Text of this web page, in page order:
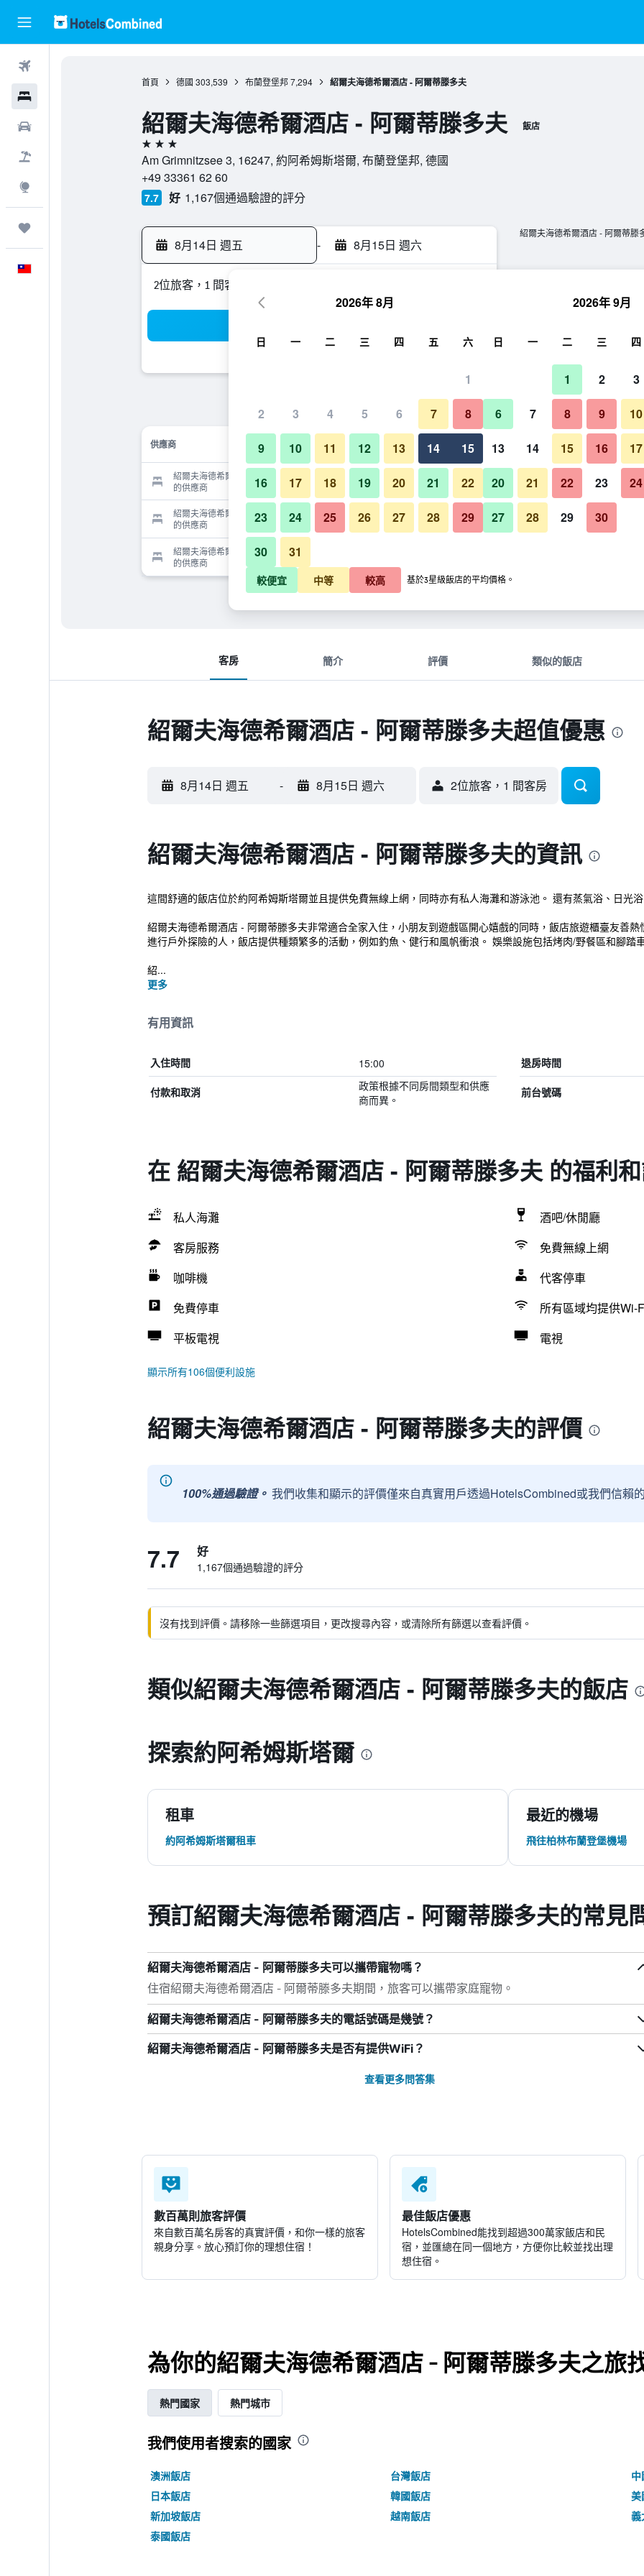
首頁 德國 303,539 布蘭登堡邦 7,294 紹爾夫海德希爾酒店 - 阿爾蒂滕多夫
紹爾夫海德希爾酒店 - 阿爾蒂滕多夫 飯店
3星級
Am Grimnitzsee 3, 16247, 約阿希姆斯塔爾, 布蘭登堡邦, 德國
+49 33361 62 60
7.7 好 1,167個通過驗證的評分
8月14日 週五 - 8月15日 週六
2位旅客，1 間客房
供應商
紹爾夫海德希爾酒店 - 阿爾蒂滕多夫
的供應商
顯示價格
紹爾夫海德希爾酒店 - 阿爾蒂滕多夫
的供應商
顯示價格
紹爾夫海德希爾酒店 - 阿爾蒂滕多夫
的供應商
紹爾夫海德希爾酒店 - 阿爾蒂滕
客房 簡介 評價 類似的飯店
紹爾夫海德希爾酒店 - 阿爾蒂滕多夫超值優惠
8月14日 週五 - 8月15日 週六 2位旅客，1 間客房
紹爾夫海德希爾酒店 - 阿爾蒂滕多夫的資訊
這間舒適的飯店位於約阿希姆斯塔爾並且提供免費無線上網，同時亦有私人海灘和游泳池。 還有蒸氣浴、日光
紹爾夫海德希爾酒店 - 阿爾蒂滕多夫非常適合全家入住，小朋友到遊戲區開心嬉戲的同時，飯店旅遊櫃臺友善
進行戶外探險的人，飯店提供種類繁多的活動，例如釣魚、健行和風帆衝浪。 娛樂設施包括烤肉/野餐區和腳踏
紹...
更多
有用資訊
入住時間 15:00 退房時間
付款和取消
政策根據不同房間類型和供應
商而異。
前台號碼
在 紹爾夫海德希爾酒店 - 阿爾蒂滕多夫 的福利
私人海灘
酒吧/休閒廳
客房服務
免費無線上網
咖啡機
代客停車
免費停車
所有區域均提供Wi-
平板電視
電視
顯示所有106個便利設施
紹爾夫海德希爾酒店 - 阿爾蒂滕多夫的評價
100%通過驗證。 我們收集和顯示的評價僅來自真實用戶透過HotelsCombined或我們信賴
7.7 好
1,167個通過驗證的評分
沒有找到評價。請移除一些篩選項目，更改搜尋內容，或清除所有篩選以查看評價。
類似紹爾夫海德希爾酒店 - 阿爾蒂滕多夫的飯店
探索約阿希姆斯塔爾
租車
約阿希姆斯塔爾租車
最近的機場
飛往柏林布蘭登堡機場
預訂紹爾夫海德希爾酒店 - 阿爾蒂滕多夫的常見
紹爾夫海德希爾酒店 - 阿爾蒂滕多夫可以攜帶寵物嗎？
住宿紹爾夫海德希爾酒店 - 阿爾蒂滕多夫期間，旅客可以攜帶家庭寵物。
紹爾夫海德希爾酒店 - 阿爾蒂滕多夫的電話號碼是幾號？
紹爾夫海德希爾酒店 - 阿爾蒂滕多夫是否有提供WiFi？
查看更多問答集
數百萬則旅客評價
來自數百萬名房客的真實評價，和你一樣的旅客
親身分享。放心預訂你的理想住宿！
最佳飯店優惠
HotelsCombined​能找到超過300萬家飯店和民
宿，並匯總在同一個地方，方便你比較並找出理
想住宿。
為你的紹爾夫海德希爾酒店 - 阿爾蒂滕多夫之旅
熱門國家 熱門城市
我們使用者搜索的國家
澳洲飯店 台灣飯店
日本飯店
韓國飯店
美
新加坡飯店
越南飯店
義
泰國飯店
2026年 8月
日 一 二 三 四 五 六
1
2 3 4 5 6 7 8
9 10 11 12 13 14 15
16 17 18 19 20 21 22
23 24 25 26 27 28 29
30 31
2026年 9月
日 一 二 三 四
1 2 3
6 7 8 9 10
13 14 15 16 17
20 21 22 23 24
27 28 29 30
較便宜 中等 較高 基於3星級飯店的平均價格。